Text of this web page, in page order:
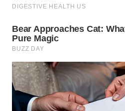
SIMALUNGUN
WN
LABUHANBATU
WN
TAPANULI
TENGAH